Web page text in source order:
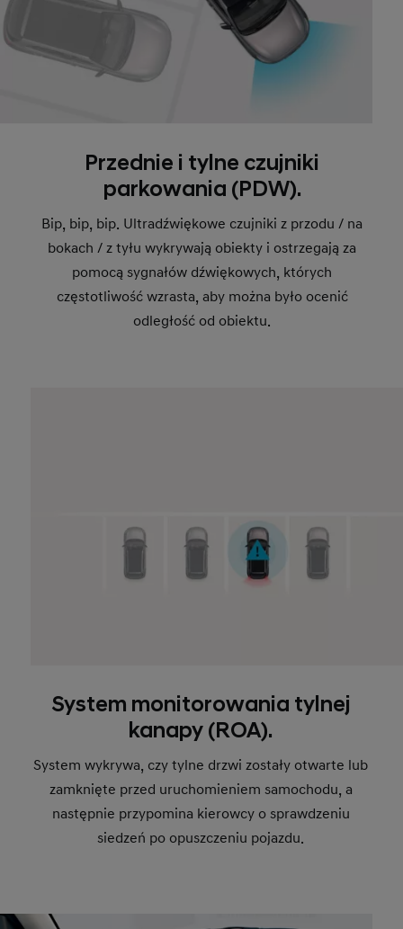
Przednie i tylne czujniki
parkowania (PDW).
Bip, bip, bip. Ultradźwiękowe czujniki z przodu / na
bokach / z tyłu wykrywają obiekty i ostrzegają za
pomocą sygnałów dźwiękowych, których
częstotliwość wzrasta, aby można było ocenić
odległość od obiektu.
System monitorowania tylnej
kanapy (ROA).
System wykrywa, czy tylne drzwi zostały otwarte lub
zamknięte przed uruchomieniem samochodu, a
następnie przypomina kierowcy o sprawdzeniu
siedzeń po opuszczeniu pojazdu.